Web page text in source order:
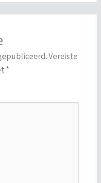
Vereiste
*